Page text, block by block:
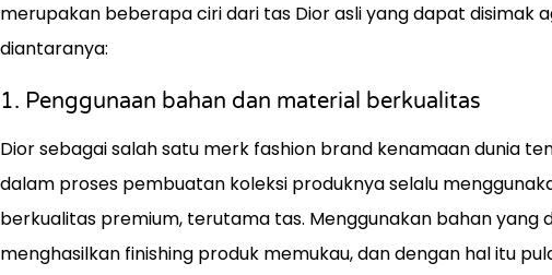
merupakan beberapa ciri dari tas Dior asli yang dapat disimak
diantaranya:
1. Penggunaan bahan dan material berkualitas
Dior sebagai salah satu merk fashion brand kenamaan dunia
dalam proses pembuatan koleksi produknya selalu
berkualitas premium, terutama tas. Menggunakan bahan yang
menghasilkan finishing produk memukau, dan dengan hal itu